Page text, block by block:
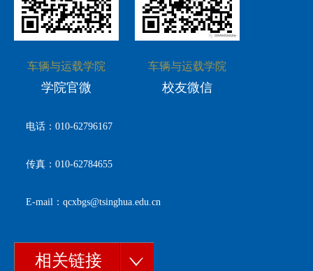
车辆与运载学院
学院官微
车辆与运载学院
校友微信
电话：010-62796167
传真：010-62784655
E-mail：qcxbgs@tsinghua.edu.cn
相关链接